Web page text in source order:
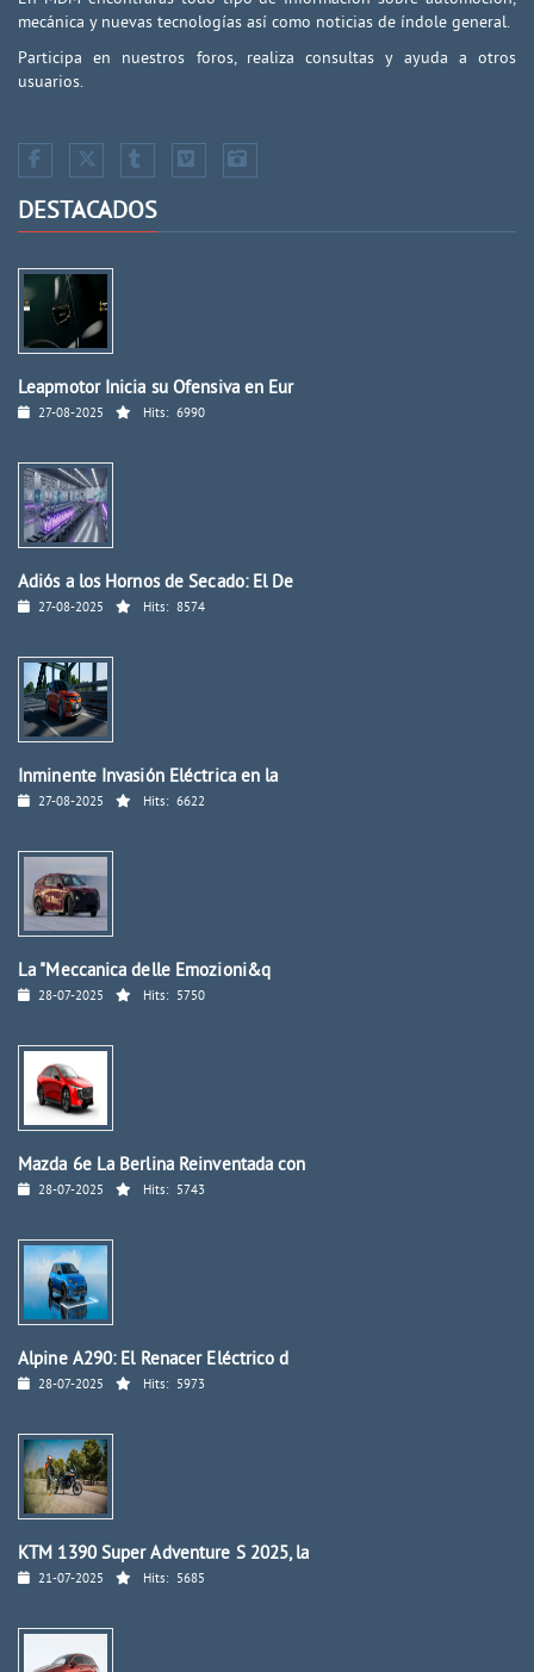
mecánica y nuevas tecnologías así como noticias de índole general.
Participa en nuestros foros, realiza consultas y ayuda a otros
usuarios.
DESTACADOS
Leapmotor Inicia su Ofensiva en Eur
27-08-2025 Hits: 6990
Adiós a los Hornos de Secado: El De
27-08-2025 Hits: 8574
Inminente Invasión Eléctrica en la
27-08-2025 Hits: 6622
La "Meccanica delle Emozioni&q
28-07-2025 Hits: 5750
Mazda 6e La Berlina Reinventada con
28-07-2025 Hits: 5743
Alpine A290: El Renacer Eléctrico d
28-07-2025 Hits: 5973
KTM 1390 Super Adventure S 2025, la
21-07-2025 Hits: 5685